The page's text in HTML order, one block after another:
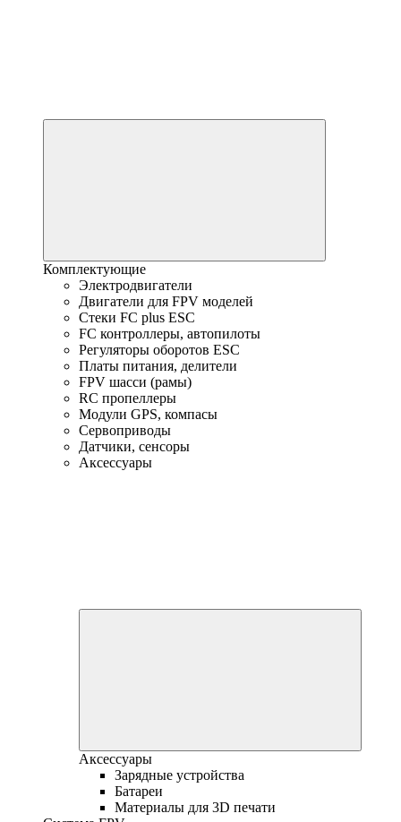
Комплектующие
Электродвигатели
Двигатели для FPV моделей
Стеки FC plus ESC
FC контроллеры, автопилоты
Регуляторы оборотов ESC
Платы питания, делители
FPV шасси (рамы)
RC пропеллеры
Модули GPS, компасы
Сервоприводы
Датчики, сенсоры
Аксессуары
Аксессуары
Зарядные устройства
Батареи
Материалы для 3D печати